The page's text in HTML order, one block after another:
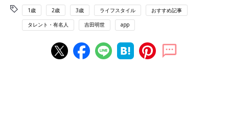
そして、私は読み聞かせは、脱線してもいいものだと思っていま
す。ページ順に読まなければいけないものではないので、子ども
が絵本の絵から何かを発見したときには、ページを戻ることもあ
りますし、形にとらわれずに一緒に楽しむようにしています。
1歳 2歳 3歳 ライフスタイル おすすめ記事
タレント・有名人 吉田明世 app